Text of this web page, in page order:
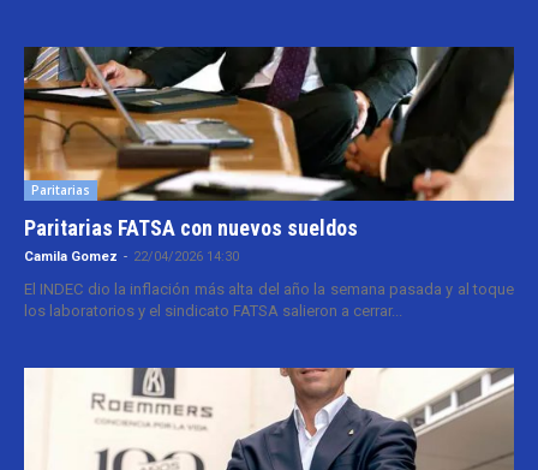
Paritarias
Paritarias FATSA con nuevos sueldos
Camila Gomez - 22/04/2026 14:30
El INDEC dio la inflación más alta del año la semana pasada y al toque
los laboratorios y el sindicato FATSA salieron a cerrar...